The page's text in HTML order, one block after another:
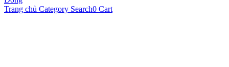
Trang chủ Category Search0 Cart